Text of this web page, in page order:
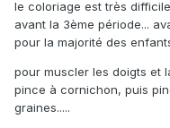
le coloriage est très
avant la 3ème période...
pour la majorité des
pour muscler les doigts et
pince à cornichon, puis
graines.....